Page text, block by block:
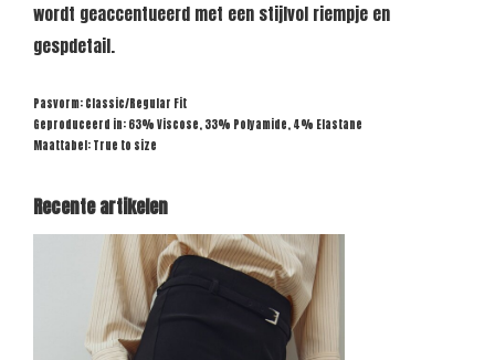
wordt geaccentueerd met een stijlvol riempje en
gespdetail.
Pasvorm: Classic/Regular Fit
Geproduceerd in: 63% Viscose, 33% Polyamide, 4% Elastane
Maattabel: True to size
Recente artikelen